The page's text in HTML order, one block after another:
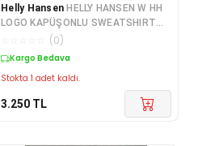
Helly Hansen HELLY HANSEN W HH
LOGO KAPÜŞONLU SWEATSHIRT
2.0 HHA.34460-MAGENTA
(0)
Kargo Bedava
Stokta 1 adet kaldı.
3.250 TL